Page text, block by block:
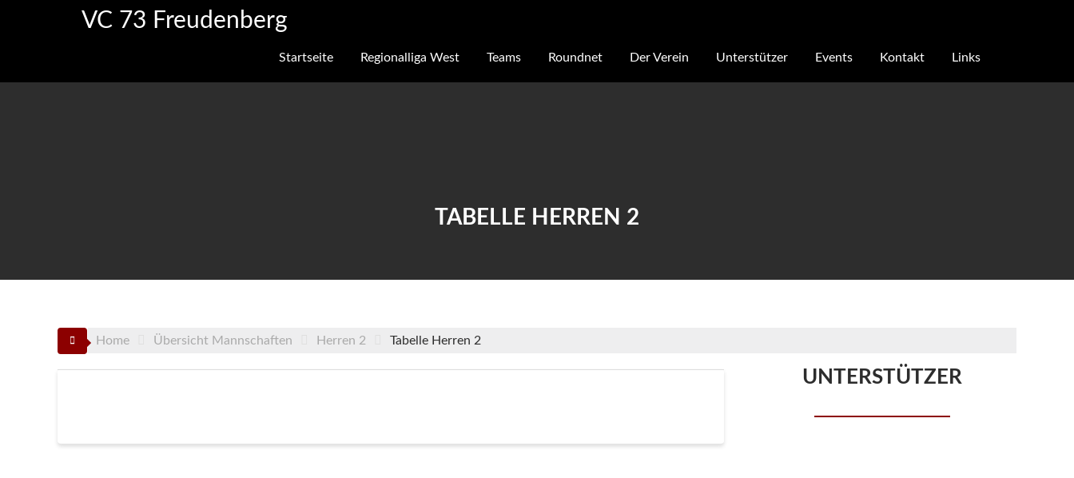
VC 73 Freudenberg
Startseite Regionalliga West Teams Roundnet Der Verein Unterstützer Events Kontakt Links
TABELLE HERREN 2
Home Übersicht Mannschaften Herren 2 Tabelle Herren 2
UNTERSTÜTZER